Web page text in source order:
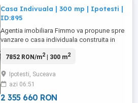
Casa Indivuala | 300 mp | Ipotesti |
ID:895
Agentia imobiliara Fimmo va propune spre
vanzare o casa individuala construita in
perfecta pentru cei care isi doresc confort
suprafata totala a casei de 300 mp,
aceasta proprietate imbina perfect
eleganta, spatiul generos ...
7852 RON/m2| 300 m2
Ipotesti, Suceava
azi 06:51
2 355 660 RON